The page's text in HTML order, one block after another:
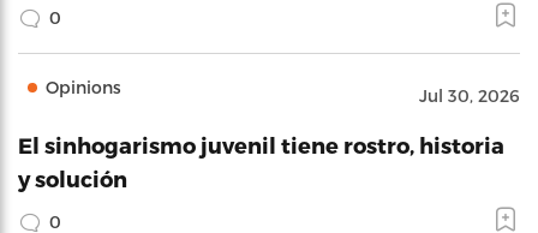
0
Opinions Jul 30, 2026
El sinhogarismo juvenil tiene rostro, historia
y solución
0